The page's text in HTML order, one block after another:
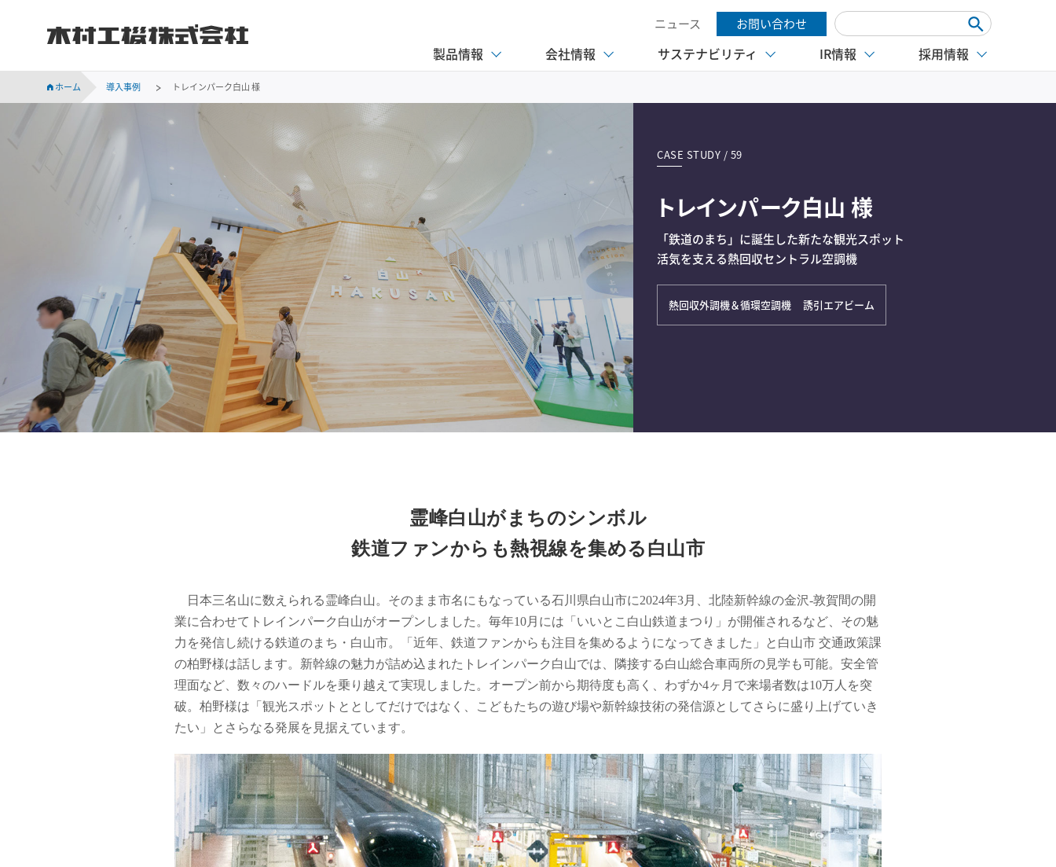
ニュース お問い合わせ
製品情報 会社情報 サステナビリティ IR情報 採用情報
ホーム 導入事例 トレインパーク白山 様
CASE STUDY / 59
トレインパーク白山 様
「鉄道のまち」に誕生した新たな観光スポット
活気を支える熱回収セントラル空調機
熱回収外調機＆循環空調機 誘引エアビーム
霊峰白山がまちのシンボル
鉄道ファンからも熱視線を集める白山市
日本三名山に数えられる霊峰白山。そのまま市名にもなっている石川県白山市に2024年3月、北陸新幹線の金沢-敦賀間の開
業に合わせてトレインパーク白山がオープンしました。毎年10月には「いいとこ白山鉄道まつり」が開催されるなど、その魅
力を発信し続ける鉄道のまち・白山市。「近年、鉄道ファンからも注目を集めるようになってきました」と白山市 交通政策課
の柏野様は話します。新幹線の魅力が詰め込まれたトレインパーク白山では、隣接する白山総合車両所の見学も可能。安全管
理面など、数々のハードルを乗り越えて実現しました。オープン前から期待度も高く、わずか4ヶ月で来場者数は10万人を突
破。柏野様は「観光スポットととしてだけではなく、こどもたちの遊び場や新幹線技術の発信源としてさらに盛り上げていき
たい」とさらなる発展を見据えています。